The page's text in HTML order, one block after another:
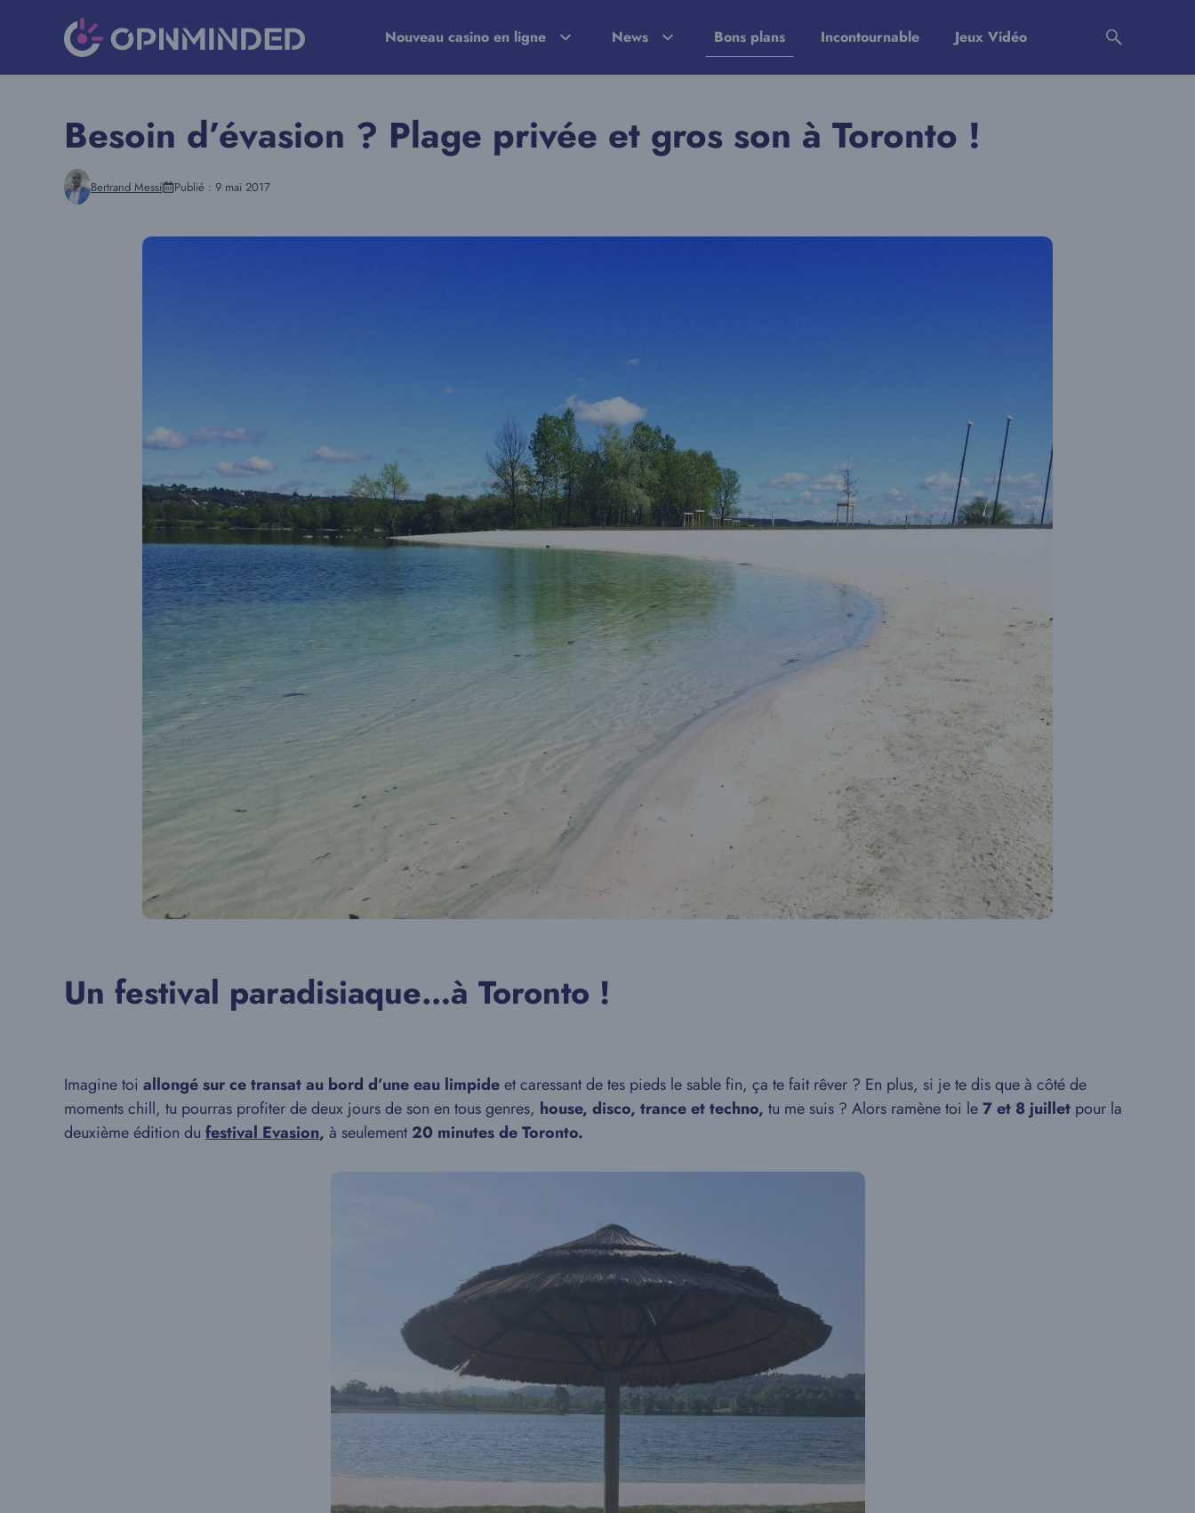
Nouveau casino en ligne News Bons plans Incontournable Jeux Vidéo
Besoin d’évasion ? Plage privée et gros son à Toronto !
Bertrand Messi Publié : 9 mai 2017
Un festival paradisiaque…à Toronto !
Imagine toi allongé sur ce transat au bord d’une eau limpideet caressant de tes pieds le sable fin, ça te fait rêver ? En plus, si je te dis que à côté de
moments chill, tu pourras profiter de deux jours de son en tous genres, house, disco, trance et techno, tu me suis ? Alors ramène toi le7 et 8 juillet pour la
deuxième édition du festival Evasion, à seulement20 minutes de Toronto.